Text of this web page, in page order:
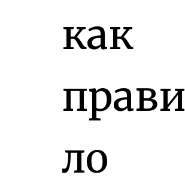
как
прави
ло